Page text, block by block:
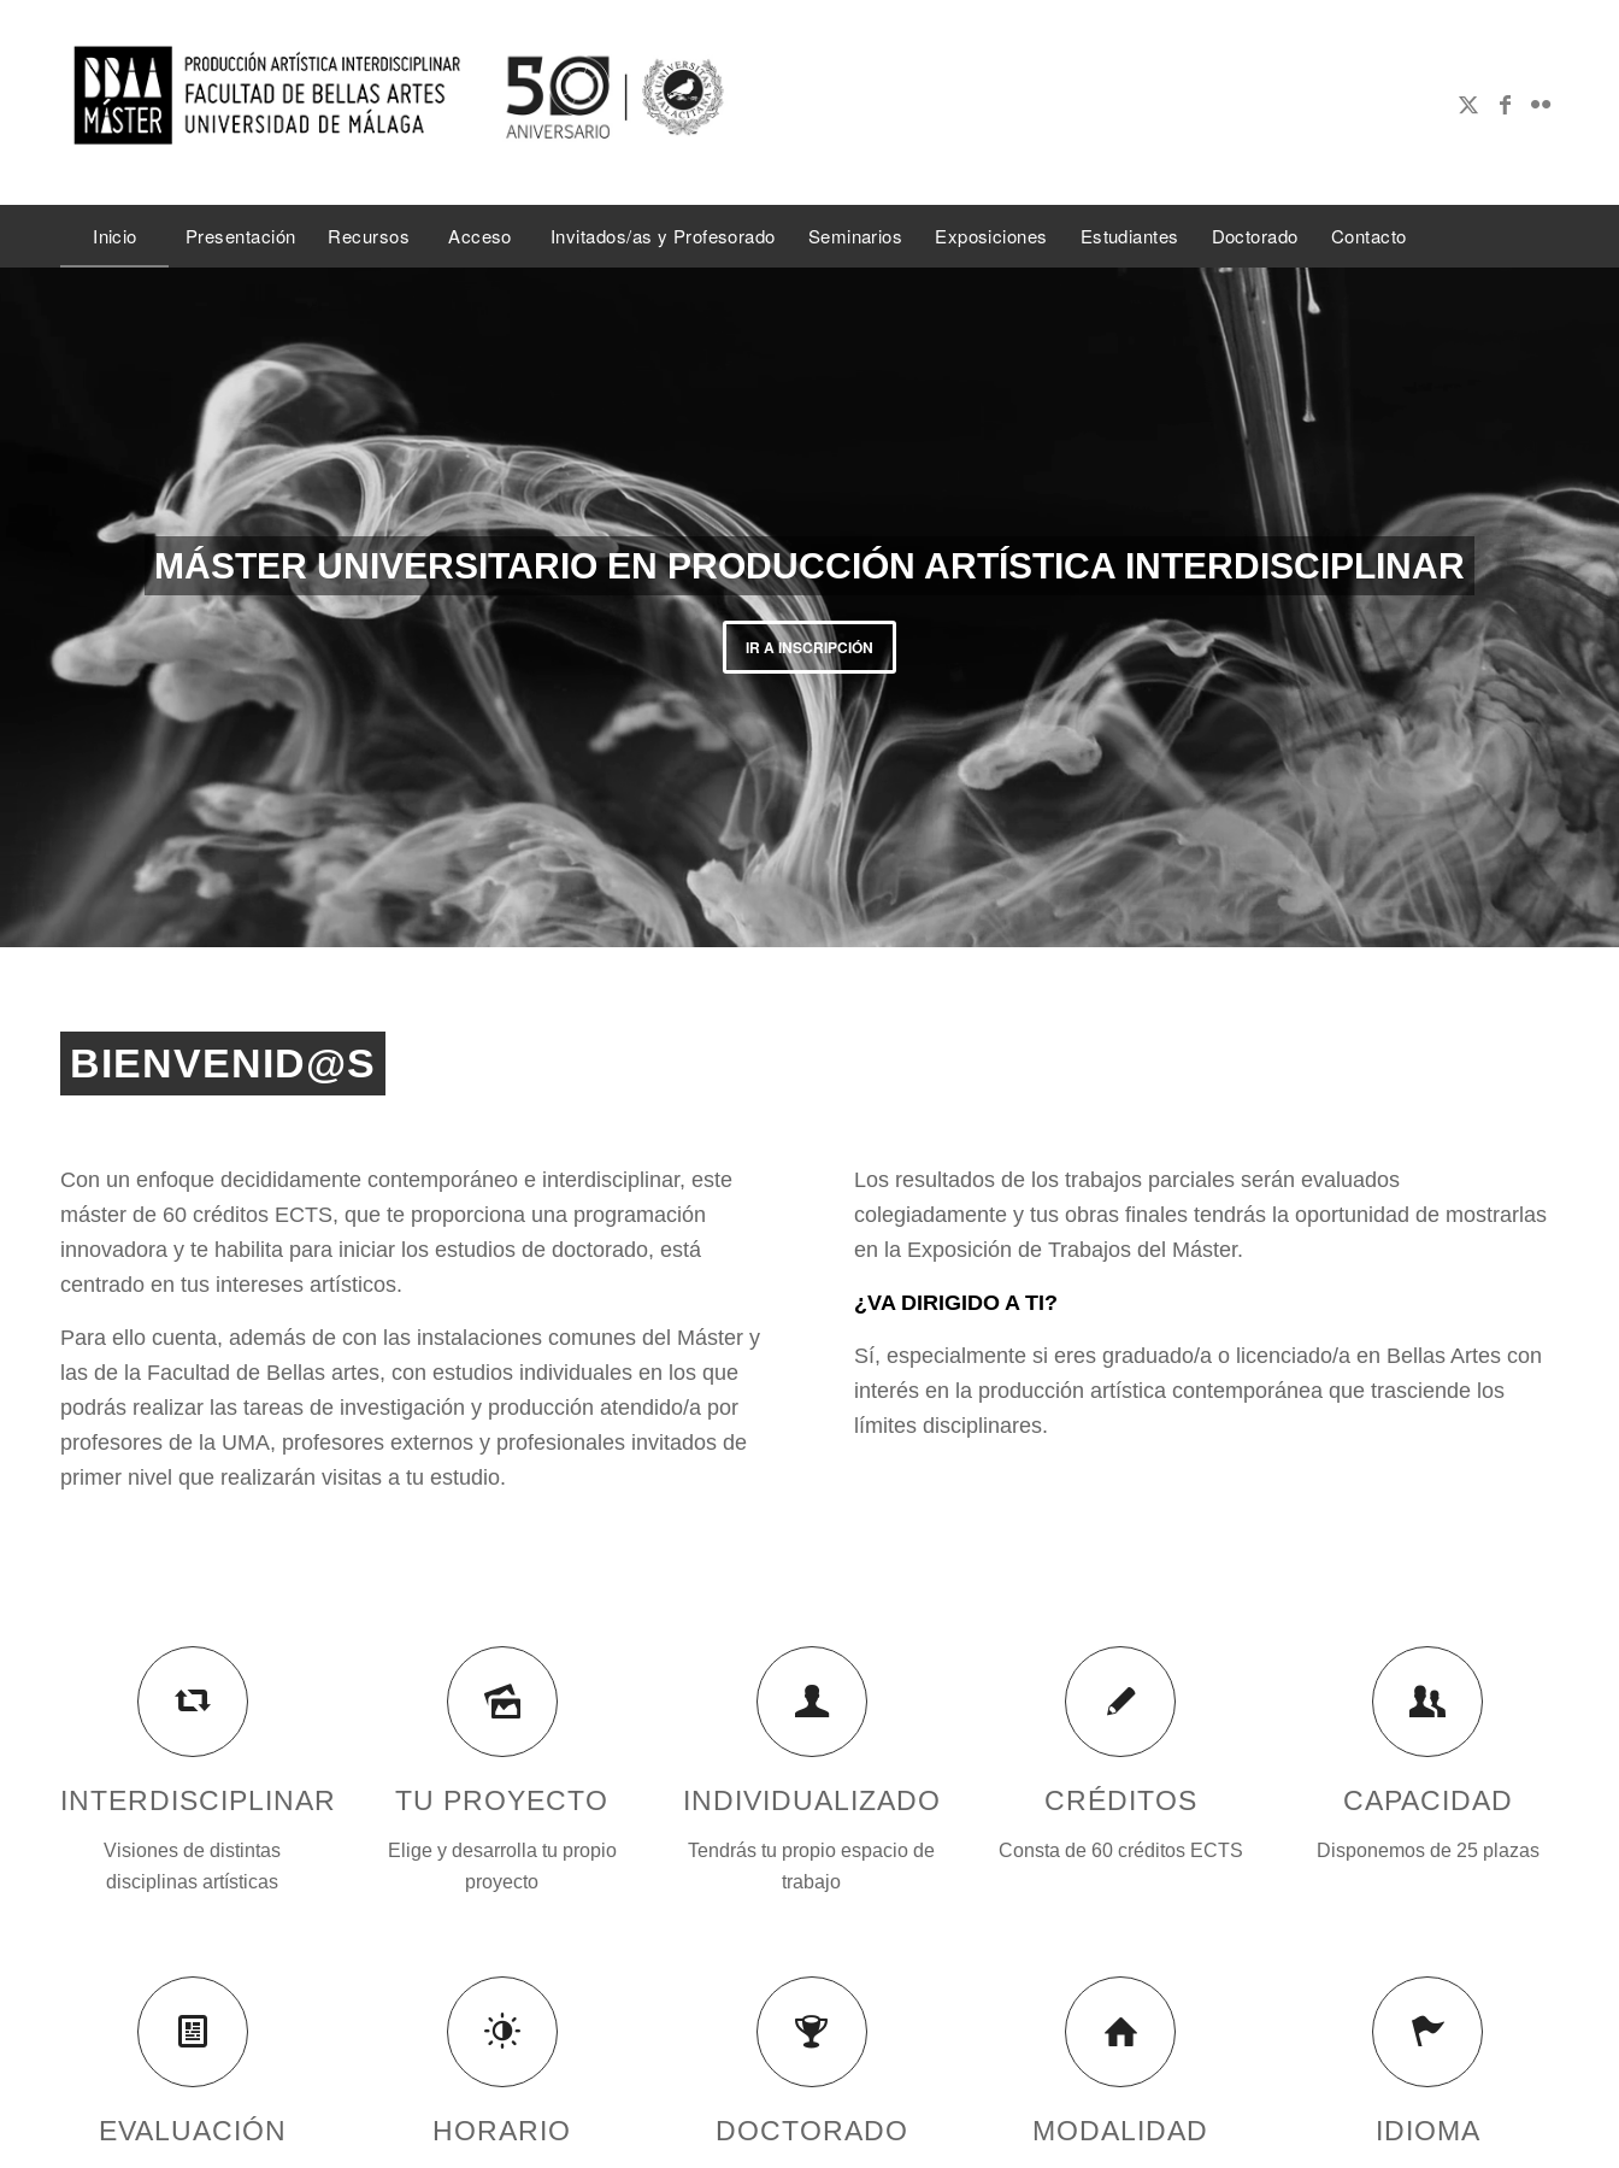
Inicio Presentación Recursos Acceso Invitados/as y Profesorado Seminarios Exposiciones Estudiantes Doctorado Contacto
MÁSTER UNIVERSITARIO EN PRODUCCIÓN ARTÍSTICA INTERDISCIPLINAR
IR A INSCRIPCIÓN
BIENVENID@S
Con un enfoque decididamente contemporáneo e interdisciplinar, este
máster de 60 créditos ECTS, que te proporciona una programación
innovadora y te habilita para iniciar los estudios de doctorado, está
centrado en tus intereses artísticos.
Para ello cuenta, además de con las instalaciones comunes del Máster y
las de la Facultad de Bellas artes, con estudios individuales en los que
podrás realizar las tareas de investigación y producción atendido/a por
profesores de la UMA, profesores externos y profesionales invitados de
primer nivel que realizarán visitas a tu estudio.
Los resultados de los trabajos parciales serán evaluados
colegiadamente y tus obras finales tendrás la oportunidad de mostrarlas
en la Exposición de Trabajos del Máster.
¿VA DIRIGIDO A TI?
Sí, especialmente si eres graduado/a o licenciado/a en Bellas Artes con
interés en la producción artística contemporánea que trasciende los
límites disciplinares.
INTERDISCIPLINAR
Visiones de distintas
disciplinas artísticas
TU PROYECTO
Elige y desarrolla tu propio
proyecto
INDIVIDUALIZADO
Tendrás tu propio espacio de
trabajo
CRÉDITOS
Consta de 60 créditos ECTS
CAPACIDAD
Disponemos de 25 plazas
EVALUACIÓN HORARIO DOCTORADO MODALIDAD IDIOMA